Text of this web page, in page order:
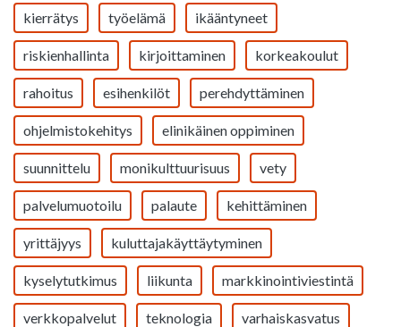
kierrätys työelämä ikääntyneet
riskienhallinta kirjoittaminen korkeakoulut
rahoitus esihenkilöt perehdyttäminen
ohjelmistokehitys elinikäinen oppiminen
suunnittelu monikulttuurisuus vety
palvelumuotoilu palaute kehittäminen
yrittäjyys kuluttajakäyttäytyminen
kyselytutkimus liikunta markkinointiviestintä
verkkopalvelut teknologia varhaiskasvatus